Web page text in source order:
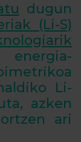
dugun
(Li-S)
Li-
azken
ari